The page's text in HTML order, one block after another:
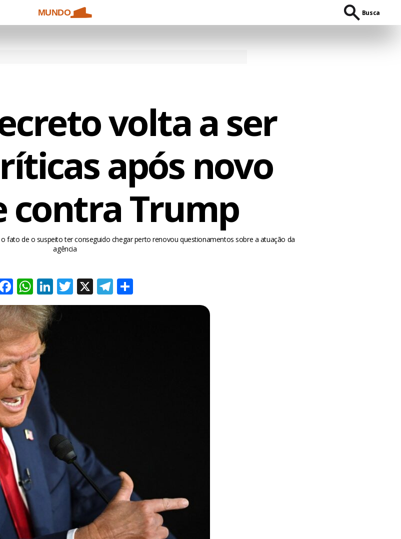
MUNDO Busca
volta a ser
após novo
contra Trump
fato de o suspeito ter conseguido chegar perto renovou questionamentos sobre a atuação da
agência
Facebook
WhatsApp
LinkedIn
Twitter
X Telegram